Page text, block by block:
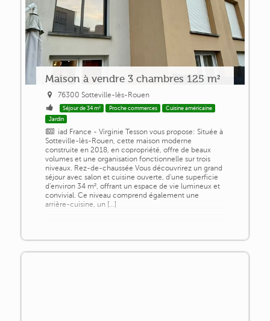
Maison à vendre 3 chambres 125 m²
76300 Sotteville-lès-Rouen
Séjour de 34 m² Proche commerces
Cuisine américaine
Jardin
iad France - Virginie Tesson vous propose: Située à
Sotteville-lès-Rouen, cette maison moderne
construite en 2018, en copropriété, offre de beaux
volumes et une organisation fonctionnelle sur trois
niveaux. Rez-de-chaussée Vous découvrirez un grand
séjour avec salon et cuisine ouverte, d'une superficie
d'environ 34 m², offrant un espace de vie lumineux et
convivial. Ce niveau comprend également une
arrière-cuisine, un [...]